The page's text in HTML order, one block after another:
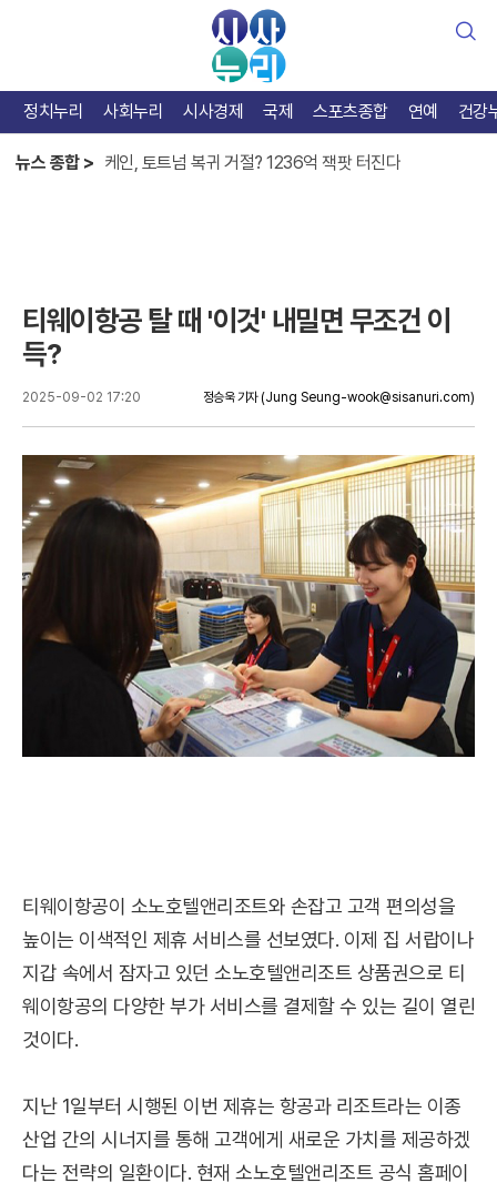
검
정치누리 사회누리 시사경제 국제 스포츠종합 연예 건강
뉴스 종합 >
한준수 홀로서기엔 아직, 베테랑 김태군 가치 증명
케인, 토트넘 복귀 거절? 1236억 잭팟 터진다
카스트로 맹타, KIA 반등 열쇠는 테이블세터
티웨이항공 탈 때 '이것' 내밀면 무조건 이
득?
2025-09-02 17:20 정승욱 기자 (Jung Seung-wook@sisanuri.com)
티웨이항공이 소노호텔앤리조트와 손잡고 고객 편의성을
높이는 이색적인 제휴 서비스를 선보였다. 이제 집 서랍이나
지갑 속에서 잠자고 있던 소노호텔앤리조트 상품권으로 티
웨이항공의 다양한 부가 서비스를 결제할 수 있는 길이 열린
것이다.
지난 1일부터 시행된 이번 제휴는 항공과 리조트라는 이종
산업 간의 시너지를 통해 고객에게 새로운 가치를 제공하겠
다는 전략의 일환이다. 현재 소노호텔앤리조트 공식 홈페이